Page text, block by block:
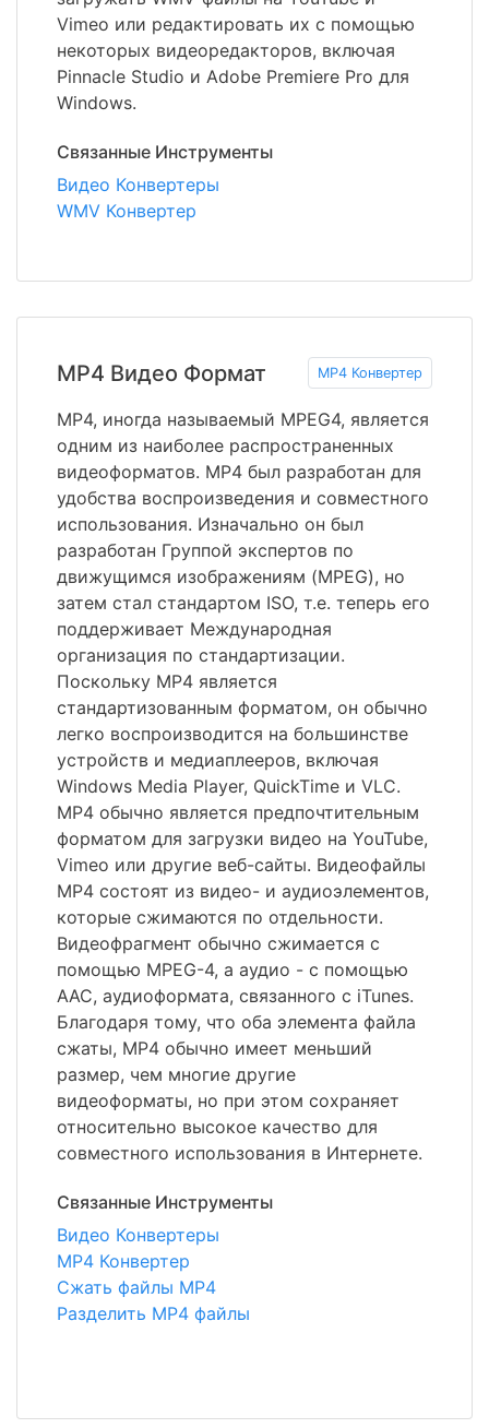
Vimeo или редактировать их с помощью
некоторых видеоредакторов, включая
Pinnacle Studio и Adobe Premiere Pro для
Windows.
Связанные Инструменты
Видео Конвертеры
WMV Конвертер
MP4 Видео Формат MP4 Конвертер
MP4, иногда называемый MPEG4, является
одним из наиболее распространенных
видеоформатов. MP4 был разработан для
удобства воспроизведения и совместного
использования. Изначально он был
разработан Группой экспертов по
движущимся изображениям (MPEG), но
затем стал стандартом ISO, т.е. теперь его
поддерживает Международная
организация по стандартизации.
Поскольку MP4 является
стандартизованным форматом, он обычно
легко воспроизводится на большинстве
устройств и медиаплееров, включая
Windows Media Player, QuickTime и VLC.
MP4 обычно является предпочтительным
форматом для загрузки видео на YouTube,
Vimeo или другие веб-сайты. Видеофайлы
MP4 состоят из видео- и аудиоэлементов,
которые сжимаются по отдельности.
Видеофрагмент обычно сжимается с
помощью MPEG-4, а аудио - с помощью
AAC, аудиоформата, связанного с iTunes.
Благодаря тому, что оба элемента файла
сжаты, MP4 обычно имеет меньший
размер, чем многие другие
видеоформаты, но при этом сохраняет
относительно высокое качество для
совместного использования в Интернете.
Связанные Инструменты
Видео Конвертеры
MP4 Конвертер
Сжать файлы MP4
Разделить MP4 файлы